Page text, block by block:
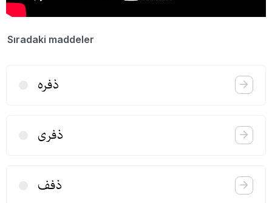
Sıradaki maddeler
ذفره
ذفری
ذفف